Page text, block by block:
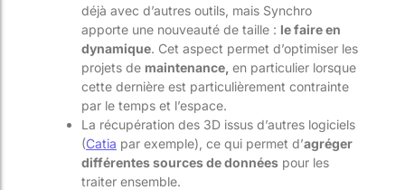
déjà avec d’autres outils, mais Synchro
apporte une nouveauté de taille : le faire en
dynamique. Cet aspect permet d’optimiser les
projets de maintenance, en particulier lorsque
cette dernière est particulièrement contrainte
par le temps et l’espace.
La récupération des 3D issus d’autres logiciels
(Catia par exemple), ce qui permet d’agréger
différentes sources de données pour les
traiter ensemble.